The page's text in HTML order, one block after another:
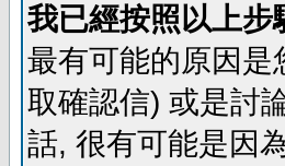
我已經按照以上
最有可能的原因是
取確認信) 或是討
話, 很有可能是因